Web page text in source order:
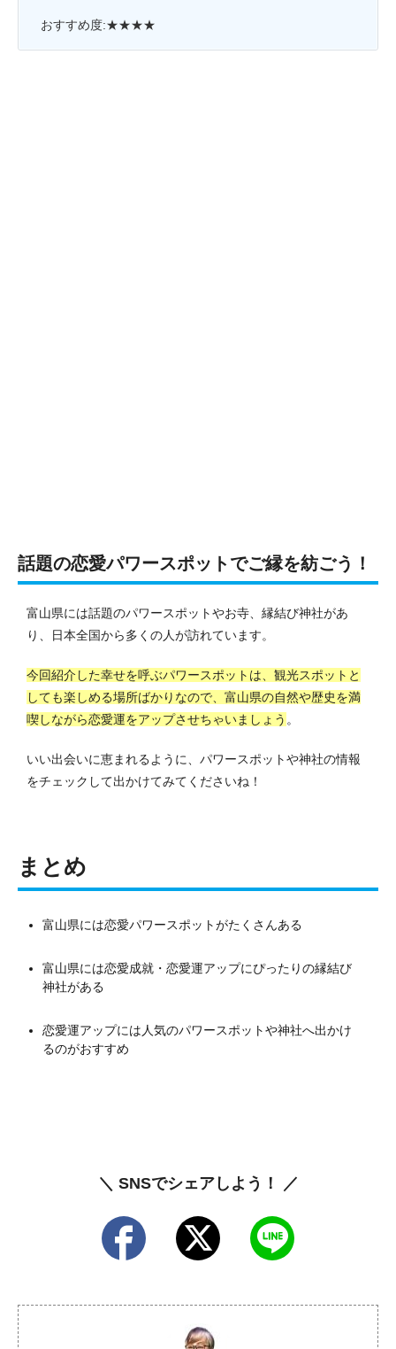
おすすめ度:★★★★
話題の恋愛パワースポットでご縁を紡ごう！
富山県には話題のパワースポットやお寺、縁結び神社があ
り、日本全国から多くの人が訪れています。
今回紹介した幸せを呼ぶパワースポットは、観光スポットと
しても楽しめる場所ばかりなので、富山県の自然や歴史を満
喫しながら恋愛運をアップさせちゃいましょう 。
いい出会いに恵まれるように、パワースポットや神社の情報
をチェックして出かけてみてくださいね！
まとめ
富山県には恋愛パワースポットがたくさんある
富山県には恋愛成就・恋愛運アップにぴったりの縁結び
神社がある
恋愛運アップには人気のパワースポットや神社へ出かけ
るのがおすすめ
＼ SNSでシェアしよう！ ／